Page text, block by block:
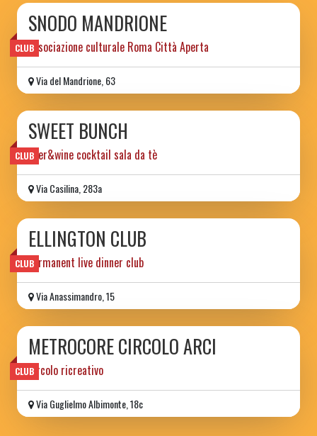
CLUB
SNODO MANDRIONE
associazione culturale Roma Città Aperta
Via del Mandrione, 63
CLUB
SWEET BUNCH
beer&wine cocktail sala da tè
Via Casilina, 283a
CLUB
ELLINGTON CLUB
permanent live dinner club
Via Anassimandro, 15
CLUB
METROCORE CIRCOLO ARCI
circolo ricreativo
Via Guglielmo Albimonte, 18c